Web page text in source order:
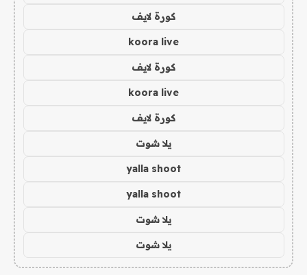
كورة لايف
koora live
كورة لايف
koora live
كورة لايف
يلا شوت
yalla shoot
yalla shoot
يلا شوت
يلا شوت